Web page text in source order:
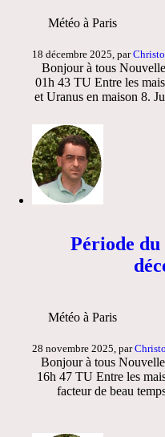
Météo à Paris
18 décembre 2025, par
Bonjour à tous
01h 43 TU Entre les
et Uranus en maison 8.
Période du
Météo à Paris
28 novembre 2025, par
Bonjour à tous
16h 47 TU Entre les
facteur de beau